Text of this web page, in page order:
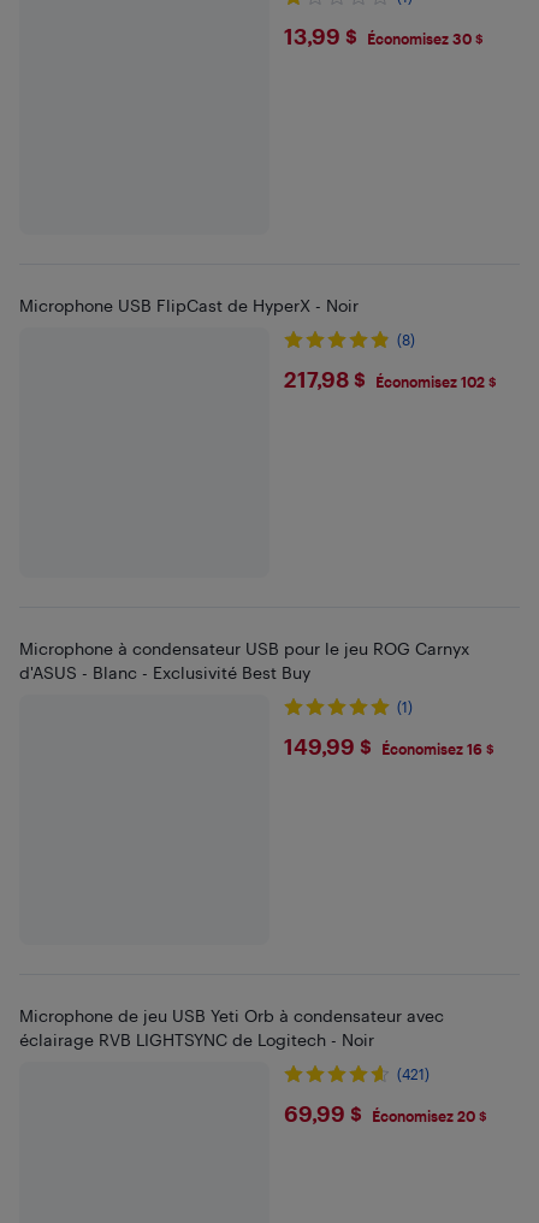
$13.99
13,99 $ Économisez 30 $
Microphone USB FlipCast de HyperX - Noir
(8)
$217.98
217,98 $ Économisez 102 $
Microphone à condensateur USB pour le jeu ROG Carnyx
d'ASUS - Blanc - Exclusivité Best Buy
(1)
$149.99
149,99 $ Économisez 16 $
Microphone de jeu USB Yeti Orb à condensateur avec
éclairage RVB LIGHTSYNC de Logitech - Noir
(421)
$69.99
69,99 $ Économisez 20 $